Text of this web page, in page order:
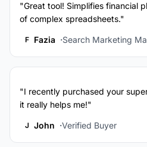
"Great tool! Simplifies financial
of complex spreadsheets."
F Fazia Search Marketing
"I recently purchased your
it really helps me!"
J John Verified Buyer